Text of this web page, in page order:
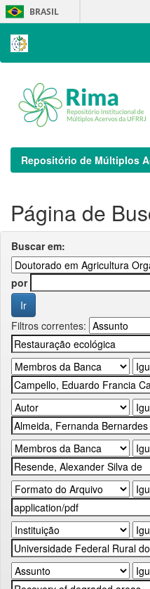
Skip
navigation
BRASIL
Repositório de Múltiplos
Página de
Buscar em:
por
Filtros correntes: